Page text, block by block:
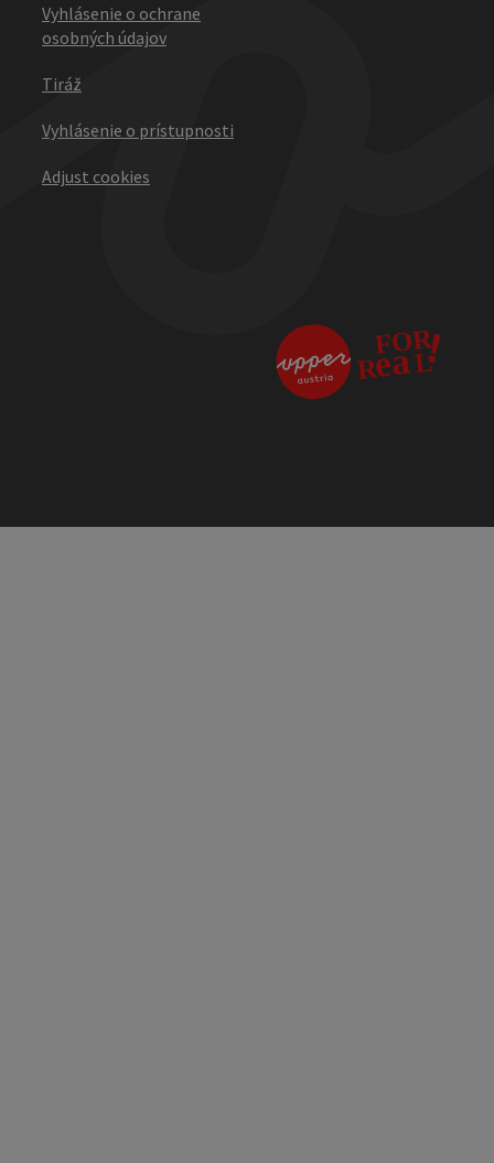
Vyhlásenie o ochrane
osobných údajov
Tiráž
Vyhlásenie o prístupnosti
Adjust cookies